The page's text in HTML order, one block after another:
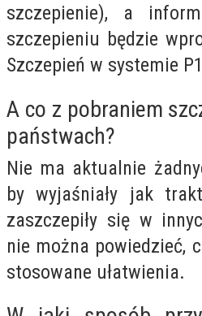
szczepienie), a
szczepieniu będzie
Szczepień w systemie
A co z pobraniem
państwach?
Nie ma aktualnie
by wyjaśniały jak
zaszczepiły się w
nie można powiedzieć,
stosowane ułatwienia.